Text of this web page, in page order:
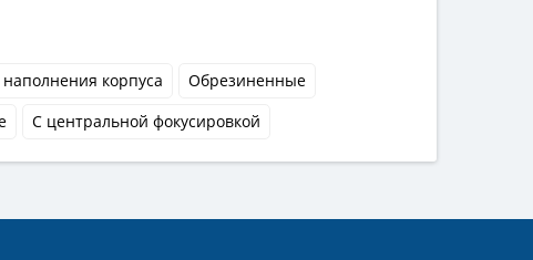
наполнения корпуса
Обрезиненные
С центральной фокусировкой